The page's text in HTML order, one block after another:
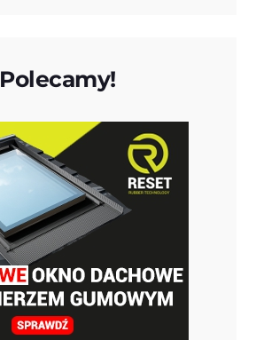
Polecamy!